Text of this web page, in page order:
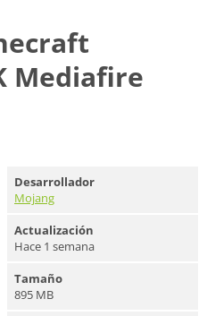
Mediafire
Desarrollador
Mojang
Actualización
Hace 1 semana
Tamaño
895 MB